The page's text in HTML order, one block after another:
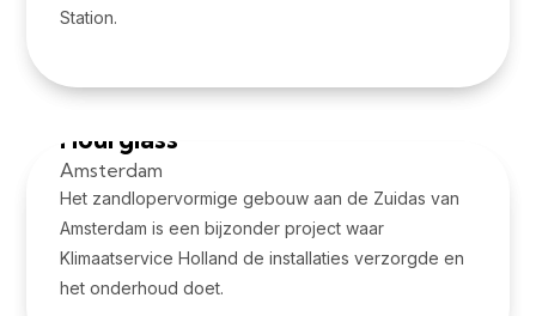
Station.
Hourglass
Amsterdam
Het zandlopervormige gebouw aan de Zuidas van
Amsterdam is een bijzonder project waar
Klimaatservice Holland de installaties verzorgde en
het onderhoud doet.